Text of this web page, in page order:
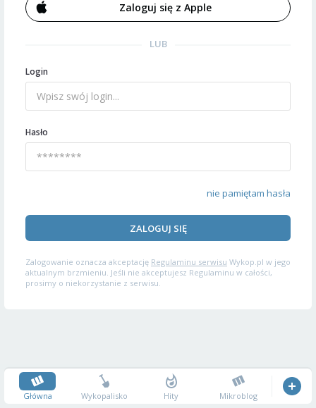
Zaloguj się z Apple
LUB
Login
Hasło
nie pamiętam hasła
ZALOGUJ SIĘ
Zalogowanie oznacza akceptację Regulaminu serwisu Wykop.pl w jego
aktualnym brzmieniu. Jeśli nie akceptujesz Regulaminu w całości,
prosimy o niekorzystanie z serwisu.
Główna Wykopalisko Hity Mikroblog